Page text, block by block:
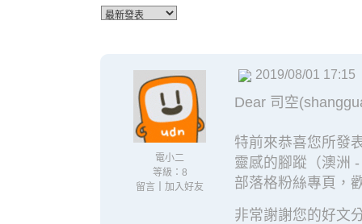
電小二
等級：8
留言
加入好友
2019/08/01 17:15
Dear 司空
特前來恭喜您所發
靈感的腳蹤（澳洲
部落格粉絲專頁 ，
非常謝謝您的好文